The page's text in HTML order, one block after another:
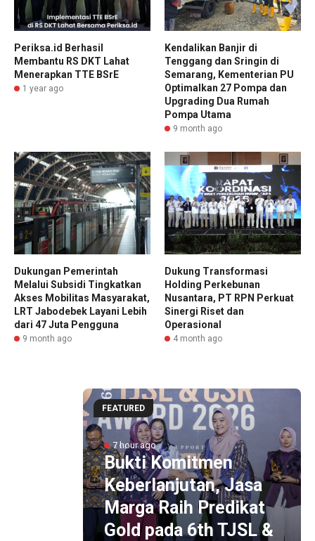
Periksa.id Berhasil
Membantu RS DKT Lahat
Menerapkan TTE BSrE
1 year ago
Kendalikan Banjir di
Tenggang dan Sringin di
Semarang, Kementerian PU
Optimalkan 27 Pompa dan
Upgrading Dua Rumah
Pompa Utama
9 month ago
Dukungan Pemerintah
Melalui Subsidi Tingkatkan
Akses Mobilitas Masyarakat,
LRT Jabodebek Layani Lebih
dari 47 Juta Pengguna
9 month ago
Dukung Transformasi
Holding Perkebunan
Nusantara, PT RPN Perkuat
Sinergi Riset dan
Operasional
4 month ago
FEATURED
7 hour ago
Bukti Komitmen
Keberlanjutan, Jasa
Marga Raih Predikat
Gold pada 6th TJSL &